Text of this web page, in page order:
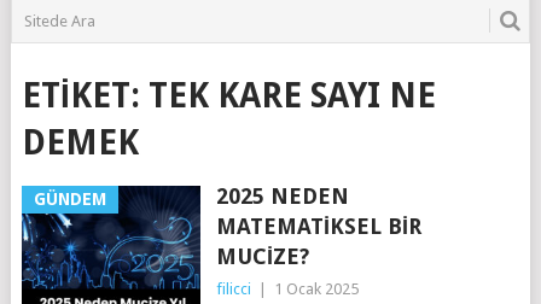
ETIKET: TEK KARE SAYI NE
DEMEK
GÜNDEM
2025 NEDEN
MATEMATIKSEL BIR
MUCIZE?
filicci 1 Ocak 2025